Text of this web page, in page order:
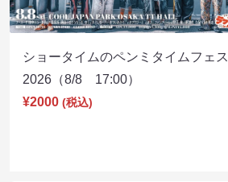
ショータイムのペンミタイムフェス
2026（8/8 17:00）
¥2000 (税込)